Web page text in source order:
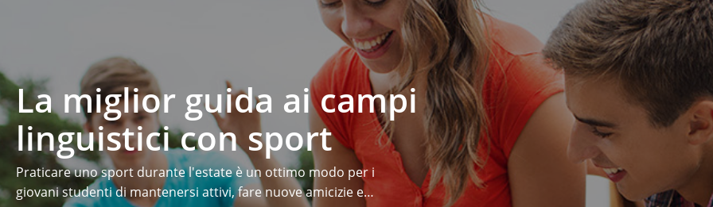
Hit enter to search or ESC to close
La miglior guida ai campi
linguistici con sport
Praticare uno sport durante l'estate è un ottimo modo per i
giovani studenti di mantenersi attivi, fare nuove amicizie e…